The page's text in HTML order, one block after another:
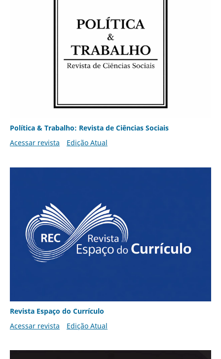
Política & Trabalho: Revista de Ciências Sociais
Acessar revista
Edição Atual
Revista Espaço do Currículo
Acessar revista
Edição Atual